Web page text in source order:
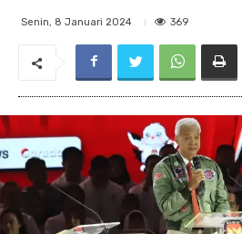
Senin, 8 Januari 2024 369